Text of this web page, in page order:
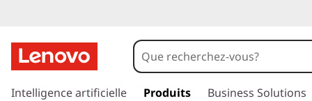
a
Intelligence artificielle Produits Business Solutions